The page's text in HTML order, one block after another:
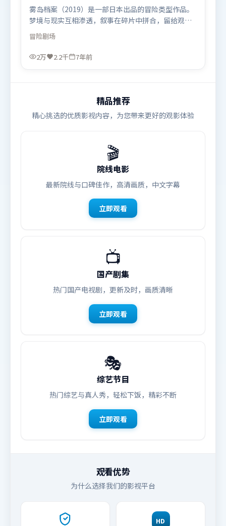
雾岛档案（2019）是一部日本出品的冒险类型作品。
梦境与现实互相渗透，叙事在碎片中拼合，留给观众
回味空间。叙事线索多线并进，最终在关键节点收
束。由许鞍华执导，宋康昊、阿米尔·汗、周迅，汤
唯、沈腾等联袂出演。影片于2019年6月9日（日本）
冒险剧场
2万 2.2千 7年前
精品推荐
精心挑选的优质影视内容，为您带来更好的观影体验
🎬
院线电影
最新院线与口碑佳作，高清画质，中文字幕
立即观看
📺
国产剧集
热门国产电视剧，更新及时，画质清晰
立即观看
🎭
综艺节目
热门综艺与真人秀，轻松下饭，精彩不断
立即观看
观看优势
为什么选择我们的影视平台
HD